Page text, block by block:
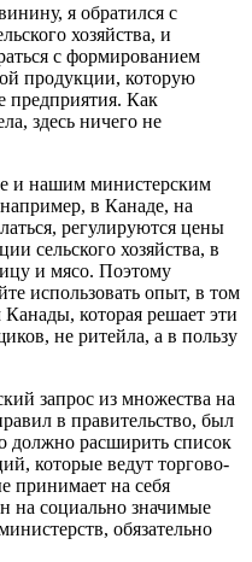
я обратился с
хозяйства, и
с формированием
продукции, которую
предприятия. Как
здесь ничего не
и нашим министерским
в Канаде, на
регулируются цены
сельского хозяйства, в
и мясо. Поэтому
использовать опыт, в том
которая решает эти
не ритейла, а в пользу
запрос из множества на
в правительство, был
должно расширить список
которые ведут торгово-
принимает на себя
на социально значимые
обязательно